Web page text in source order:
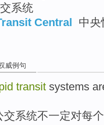
系统
Central 中央
威例句
transit systems
交系统不一定对每个